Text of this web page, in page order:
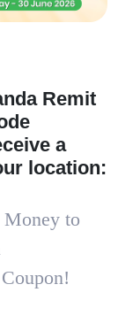
Remit
a
location:
Money to